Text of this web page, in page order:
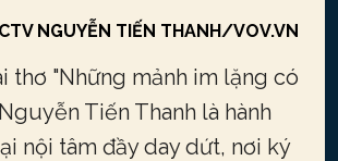
CTV NGUYỄN TIẾN THANH/VOV.VN
thơ "Những mảnh im lặng có
Tiến Thanh là hành
nội tâm đầy day dứt, nơi ký